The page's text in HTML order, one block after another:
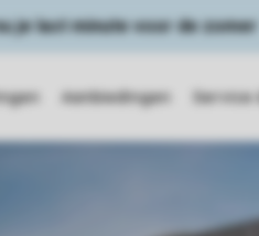
je last minute voor de zomer
Aanbiedingen Service